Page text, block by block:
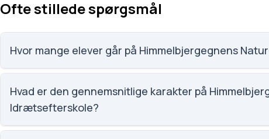
Ofte stillede spørgsmål
Hvor mange elever går på Himmelbjergegnens
Himmelbjergegnens Natur- og Idrætsefterskole har 128
3143 skoler.
Hvad er den gennemsnitlige karakter på
Idrætsefterskole?
Karaktergennemsnittet på Himmelbjergegnens Natur- og